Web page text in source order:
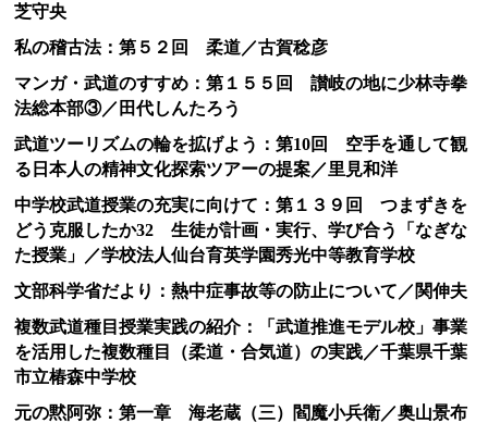
芝守央
私の稽古法：第５２回 柔道／古賀稔彦
マンガ・武道のすすめ：第１５５回 讃岐の地に少林寺拳
法総本部③／田代しんたろう
武道ツーリズムの輪を拡げよう：第10回 空手を通して観
る日本人の精神文化探索ツアーの提案／里見和洋
中学校武道授業の充実に向けて：第１３９回 つまずきを
どう克服したか32 生徒が計画・実行、学び合う「なぎな
た授業」／学校法人仙台育英学園秀光中等教育学校
文部科学省だより：熱中症事故等の防止について／関伸夫
複数武道種目授業実践の紹介：「武道推進モデル校」事業
を活用した複数種目（柔道・合気道）の実践／千葉県千葉
市立椿森中学校
元の黙阿弥：第一章 海老蔵（三）閻魔小兵衛／奥山景布